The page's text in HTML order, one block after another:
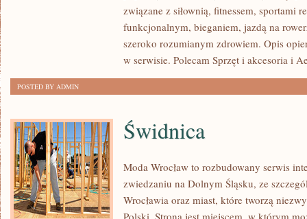
związane z siłownią, fitnessem, sportami
funkcjonalnym, bieganiem, jazdą na
szeroko rozumianym zdrowiem. Opis
w serwisie. Polecam Sprzęt i akcesoria i
POSTED BY ADMIN
Świdnica
Moda Wrocław to rozbudowany serwis
zwiedzaniu na Dolnym Śląsku, ze
Wrocławia oraz miast, które tworzą
Polski. Strona jest miejscem, w którym